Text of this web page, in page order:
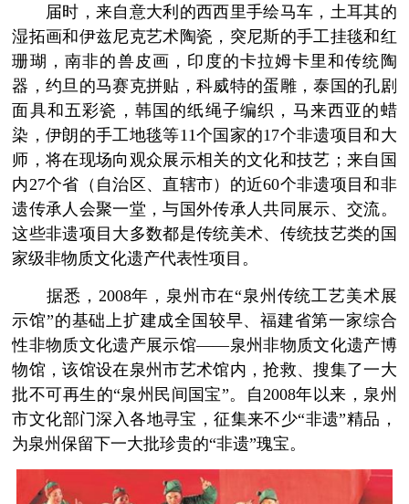
届时，来自意大利的西西里手绘马车，土耳其的
湿拓画和伊兹尼克艺术陶瓷，突尼斯的手工挂毯和红
珊瑚，南非的兽皮画，印度的卡拉姆卡里和传统陶
器，约旦的马赛克拼贴，科威特的蛋雕，泰国的孔剧
面具和五彩瓷，韩国的纸绳子编织，马来西亚的蜡
染，伊朗的手工地毯等11个国家的17个非遗项目和大
师，将在现场向观众展示相关的文化和技艺；来自国
内27个省（自治区、直辖市）的近60个非遗项目和非
遗传承人会聚一堂，与国外传承人共同展示、交流。
这些非遗项目大多数都是传统美术、传统技艺类的国
家级非物质文化遗产代表性项目。
据悉，2008年，泉州市在“泉州传统工艺美术展
示馆”的基础上扩建成全国较早、福建省第一家综合
性非物质文化遗产展示馆——泉州非物质文化遗产博
物馆，该馆设在泉州市艺术馆内，抢救、搜集了一大
批不可再生的“泉州民间国宝”。自2008年以来，泉州
市文化部门深入各地寻宝，征集来不少“非遗”精品，
为泉州保留下一大批珍贵的“非遗”瑰宝。